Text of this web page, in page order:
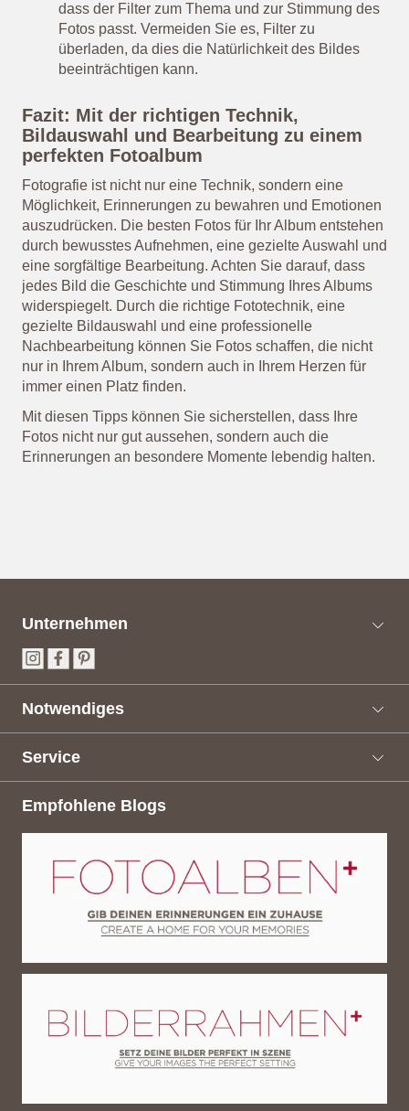
dass der Filter zum Thema und zur Stimmung des
Fotos passt. Vermeiden Sie es, Filter zu
überladen, da dies die Natürlichkeit des Bildes
beeinträchtigen kann.
Fazit: Mit der richtigen Technik,
Bildauswahl und Bearbeitung zu einem
perfekten Fotoalbum
Fotografie ist nicht nur eine Technik, sondern eine
Möglichkeit, Erinnerungen zu bewahren und Emotionen
auszudrücken. Die besten Fotos für Ihr Album entstehen
durch bewusstes Aufnehmen, eine gezielte Auswahl und
eine sorgfältige Bearbeitung. Achten Sie darauf, dass
jedes Bild die Geschichte und Stimmung Ihres Albums
widerspiegelt. Durch die richtige Fototechnik, eine
gezielte Bildauswahl und eine professionelle
Nachbearbeitung können Sie Fotos schaffen, die nicht
nur in Ihrem Album, sondern auch in Ihrem Herzen für
immer einen Platz finden.
Mit diesen Tipps können Sie sicherstellen, dass Ihre
Fotos nicht nur gut aussehen, sondern auch die
Erinnerungen an besondere Momente lebendig halten.
Unternehmen
Notwendiges
Service
Empfohlene Blogs